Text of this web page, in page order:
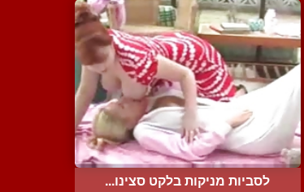
לסביות מניקות בלקט סצינו...